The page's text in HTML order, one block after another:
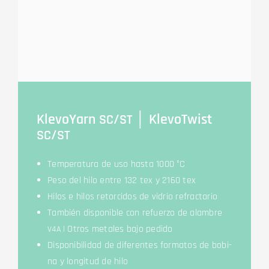
Kle­voYarn SC/ST │ Kle­voTwist
SC/ST
Tem­pe­ra­tura de uso has­ta 1000 °C
Peso del hilo ent­re 132 tex y 2160 tex
Hilos e hilos ret­or­ci­dos de vid­rio refractario
Tam­bién dis­po­nible con refuer­zo de alambre
V4A| Otros meta­les bajo pedido
Dis­po­ni­bil­idad de dife­ren­tes for­ma­tos de bobi­
na y lon­gi­tud de hilo